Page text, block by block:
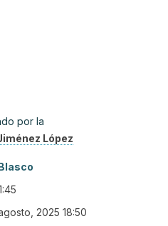
por la
López
2025 18:50